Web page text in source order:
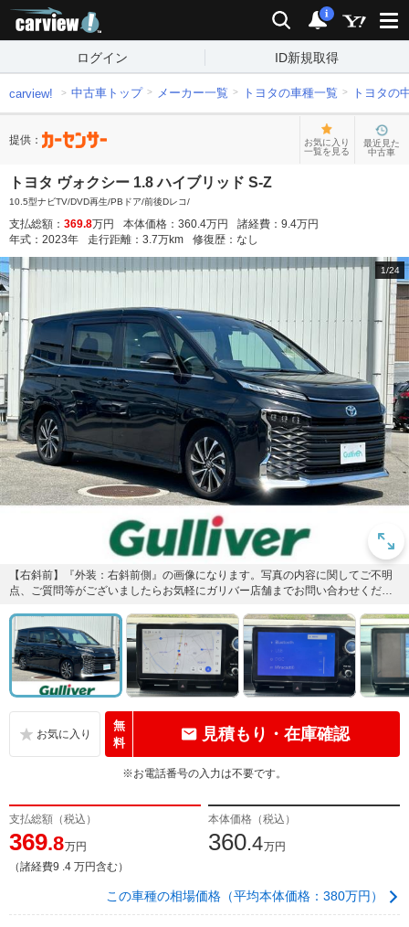
検索 通知
i
ログイン ID新規取得
carview! 中古車トップ メーカー一覧 トヨタの車種一覧 トヨタの
提供：
お気に入り
一覧を見る
最近見た
中古車
トヨタ ヴォクシー 1.8 ハイブリッド S-Z
10.5型ナビTV/DVD再生/PBドア/前後Dレコ/
支払総額： 369.8万円 本体価格： 360.4万円 諸経費： 9.4万円
年式： 2023年 走行距離： 3.7万km 修復歴： なし
1/24
【右斜前】『外装：右斜前側』の画像になります。写真の内容に関してご不明
点、ご質問等がございましたらお気軽にガリバー店舗までお問い合わせくださ
無
料
見積もり・在庫確認
※お電話番号の入力は不要です。
支払総額（税込）
369.8万円
（諸経費9 .4 万円含む）
本体価格（税込）
360.4万円
この車種の相場価格（平均本体価格：380万円）